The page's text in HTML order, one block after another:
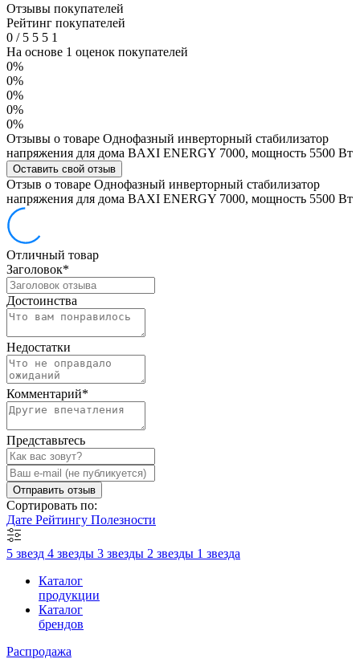
Отзывы покупателей
Рейтинг покупателей
0 /5 5 5 1
На основе 1 оценок покупателей
0%
0%
0%
0%
0%
Отзывы о товаре Однофазный инверторный стабилизатор
напряжения для дома BAXI ENERGY 7000, мощность 5500 Вт
Оставить свой отзыв
Отзыв о товаре Однофазный инверторный стабилизатор
напряжения для дома BAXI ENERGY 7000, мощность 5500 Вт
Отличный товар
Заголовок*
Достоинства
Недостатки
Комментарий*
Представьтесь
Отправить отзыв
Сортировать по:
Дате Рейтингу Полезности
5 звезд 4 звезды 3 звезды 2 звезды 1 звезда
Каталог
продукции
Каталог
брендов
Распродажа